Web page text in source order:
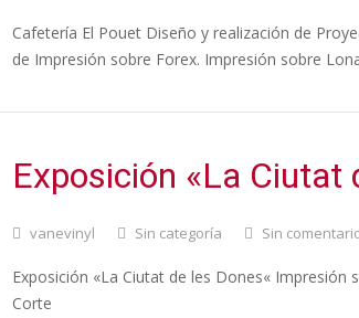
Cafetería El Pouet Diseño y realización de
de Impresión sobre Forex. Impresión sobre
Exposición «La Ciutat
vanevinyl Sin categoría Sin
Exposición «La Ciutat de les Dones« Impresión
Corte